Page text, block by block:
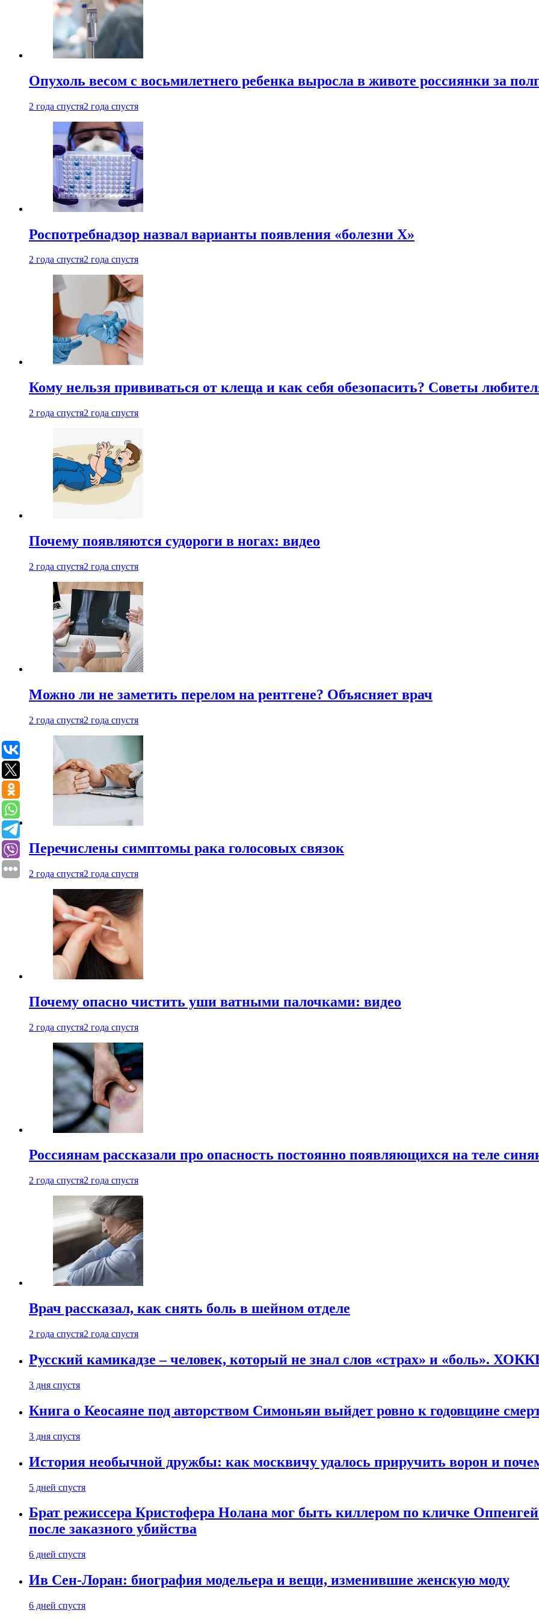
Опухоль весом с восьмилетнего ребенка выросла в животе россиянки за
2 года спустя2 года спустя
Роспотребнадзор назвал варианты появления «болезни Х»
2 года спустя2 года спустя
Кому нельзя прививаться от клеща и как себя обезопасить? Советы
2 года спустя2 года спустя
Почему появляются судороги в ногах: видео
2 года спустя2 года спустя
Можно ли не заметить перелом на рентгене? Объясняет врач
2 года спустя2 года спустя
Перечислены симптомы рака голосовых связок
2 года спустя2 года спустя
Почему опасно чистить уши ватными палочками: видео
2 года спустя2 года спустя
Россиянам рассказали про опасность постоянно появляющихся на теле
2 года спустя2 года спустя
Врач рассказал, как снять боль в шейном отделе
2 года спустя2 года спустя
Русский камикадзе – человек, который не знал слов «страх» и «боль».
3 дня спустя
Книга о Кеосаяне под авторством Симоньян выйдет ровно к годовщине
3 дня спустя
История необычной дружбы: как москвичу удалось приручить ворон и
5 дней спустя
Брат режиссера Кристофера Нолана мог быть киллером по кличке
после заказного убийства
6 дней спустя
Ив Сен-Лоран: биография модельера и вещи, изменившие женскую моду
6 дней спустя